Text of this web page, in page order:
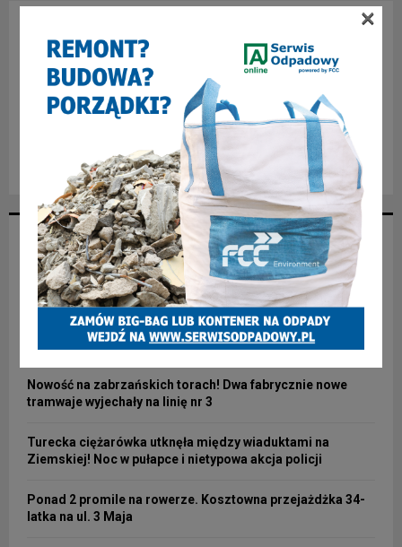
NAJNOWSZE ARTYKUŁY
Burza wokół dziecięcej onkologii w Zabrzu. Politycy i
rodzice ostrzegają, władze szpitala uspokajają [WIDEO]
Jak zostać spawaczem i zacząć dobrze zarabiać?
Nowość na zabrzańskich torach! Dwa fabrycznie nowe
tramwaje wyjechały na linię nr 3
Turecka ciężarówka utknęła między wiaduktami na
Ziemskiej! Noc w pułapce i nietypowa akcja policji
Ponad 2 promile na rowerze. Kosztowna przejażdżka 34-
latka na ul. 3 Maja
×